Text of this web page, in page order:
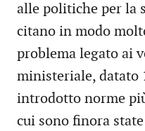
alle politiche per la
citano in modo
problema legato ai
ministeriale, datato
introdotto norme
cui sono finora